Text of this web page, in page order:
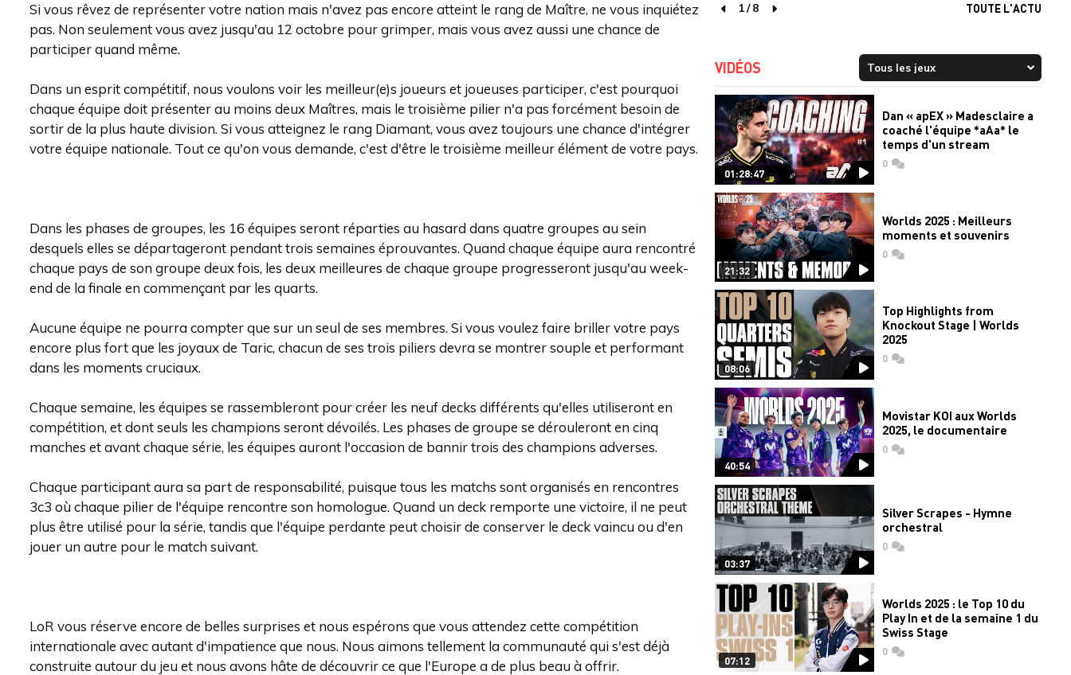
Si vous rêvez de représenter votre nation mais n'avez pas encore atteint le rang de Maître, ne vous inquiétez
pas. Non seulement vous avez jusqu'au 12 octobre pour grimper, mais vous avez aussi une chance de
participer quand même.
Dans un esprit compétitif, nous voulons voir les meilleur(e)s joueurs et joueuses participer, c'est pourquoi
chaque équipe doit présenter au moins deux Maîtres, mais le troisième pilier n'a pas forcément besoin de
sortir de la plus haute division. Si vous atteignez le rang Diamant, vous avez toujours une chance d'intégrer
votre équipe nationale. Tout ce qu'on vous demande, c'est d'être le troisième meilleur élément de votre pays.
Dans les phases de groupes, les 16 équipes seront réparties au hasard dans quatre groupes au sein
desquels elles se départageront pendant trois semaines éprouvantes. Quand chaque équipe aura rencontré
chaque pays de son groupe deux fois, les deux meilleures de chaque groupe progresseront jusqu'au week-
end de la finale en commençant par les quarts.
Aucune équipe ne pourra compter que sur un seul de ses membres. Si vous voulez faire briller votre pays
encore plus fort que les joyaux de Taric, chacun de ses trois piliers devra se montrer souple et performant
dans les moments cruciaux.
Chaque semaine, les équipes se rassembleront pour créer les neuf decks différents qu'elles utiliseront en
compétition, et dont seuls les champions seront dévoilés. Les phases de groupe se dérouleront en cinq
manches et avant chaque série, les équipes auront l'occasion de bannir trois des champions adverses.
Chaque participant aura sa part de responsabilité, puisque tous les matchs sont organisés en rencontres
3c3 où chaque pilier de l'équipe rencontre son homologue. Quand un deck remporte une victoire, il ne peut
plus être utilisé pour la série, tandis que l'équipe perdante peut choisir de conserver le deck vaincu ou d'en
jouer un autre pour le match suivant.
LoR vous réserve encore de belles surprises et nous espérons que vous attendez cette compétition
internationale avec autant d'impatience que nous. Nous aimons tellement la communauté qui s'est déjà
construite autour du jeu et nous avons hâte de découvrir ce que l'Europe a de plus beau à offrir.
page précédente
1/8
page suivante
TOUTE L'ACTU
VIDÉOS
01:28:47
Dan « apEX » Madesclaire a
coaché l'équipe *aAa* le
temps d'un stream
0commentaires
21:32
Worlds 2025 : Meilleurs
moments et souvenirs
0commentaires
08:06
Top Highlights from
Knockout Stage | Worlds
2025
0commentaires
40:54
Movistar KOI aux Worlds
2025, le documentaire
0commentaires
03:37
Silver Scrapes - Hymne
orchestral
0commentaires
07:12
Worlds 2025 : le Top 10 du
Play In et de la semaine 1 du
Swiss Stage
0commentaires